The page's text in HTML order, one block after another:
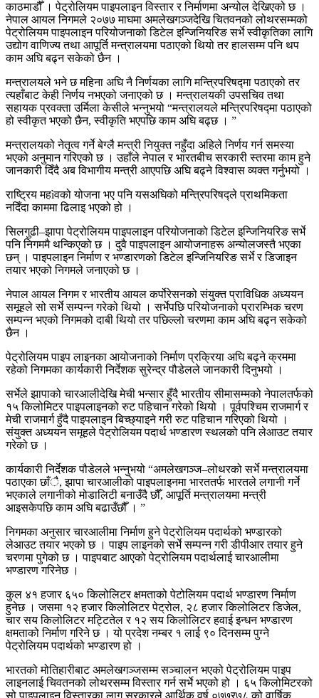
काठमाडौँ । पेट्रोलियम पाइपलाइन विस्तार र निर्माणमा अन्योल देखिएको छ ।
नेपाल आयल निगमले २०७७ माघमा अमलेखगञ्जदेखि चितवनको लोथरसम्मको
पेट्रोलियम पाइपलाइन परियोजनाको डिटेल इन्जिनियरिङ सर्भे स्वीकृतिका लागि
उद्योग वाणिज्य तथा आपूर्ति मन्त्रालयमा पठाएको थियो तर हालसम्म पनि थप
काम अघि बढ्न सकेको छैन ।
मन्त्रालयले भने छ महिना अघि नै निर्णयका लागि मन्त्रिपरिषद्मा पठाएको तर
त्यहाँबाट केही निर्णय नभएको जनाएको छ । मन्त्रालयकी उपसचिव तथा
सहायक प्रवक्ता उर्मिला केसीले भन्नुभयो “मन्त्रालयले मन्त्रिपरिषद्मा पठाएको
हो स्वीकृत भएको छैन, स्वीकृति भएपछि काम अघि बढ्छ । ”
मन्त्रालयको नेतृत्व गर्ने बेग्लै मन्त्री नियुक्त नहुँदा अहिले निर्णय गर्न समस्या
भएको अनुमान गरिएको छ । उहाँले नेपाल र भारतबीच सरकारी स्तरमा काम हुने
जानकारी दिँदै अब विभागीय मन्त्री आएपछि अघि बढ्ने विश्वास व्यक्त गर्नुभयो ।
राष्ट्रिय महìवको योजना भए पनि यसअघिको मन्त्रिपरिषद्ले प्राथमिकता
नदिँदा काममा ढिलाइ भएको हो ।
सिलगुढी–झापा पेट्रोलियम पाइपलाइन परियोजनाको डिटेल इन्जिनियरिङ सर्भे
पनि निगममै थन्किएको छ । दुवै पाइपलाइन आयोजनाहरू अन्योलजस्तै भएका
छन् । पाइपलाइन निर्माण र भण्डारणको डिटेल इन्जिनियरिङ सर्भे र डिजाइन
तयार भएको निगमले जनाएको छ ।
नेपाल आयल निगम र भारतीय आयल कर्पोरेसनको संयुक्त प्राविधिक अध्ययन
समूहले सो सर्भे सम्पन्न गरेको थियो । सर्भेपछि परियोजनाको प्रारम्भिक चरण
सम्पन्न भएको निगमको दाबी थियो तर पछिल्लो चरणमा काम अघि बढ्न सकेको
छैन ।
पेट्रोलियम पाइप लाइनका आयोजनाको निर्माण प्रक्रिया अघि बढ्ने क्रममा
रहेको निगमका कार्यकारी निर्देशक सुरेन्द्र पौडेलले जानकारी दिनुभयो ।
सर्भेले झापाको चारआलीदेखि मेची भन्सार हुँदै भारतीय सीमासम्मको नेपालतर्फको
१५ किलोमिटर पाइपलाइनको रुट पहिचान गरेको थियो । पूर्वपश्चिम राजमार्ग र
मेची राजमार्ग हुँदै पाइपलाइन बिच्छ्याइने गरी रुट पहिचान गरिएको थियो ।
संयुक्त अध्ययन समूहले पेट्रोलियम पदार्थ भण्डारण स्थलको पनि लेआउट तयार
गरेको छ ।
कार्यकारी निर्देशक पौडेलले भन्नुभयो “अमलेखगञ्ज–लोथरको सर्भे मन्त्रालयमा
पठाएका छाँै, झापा चारआलीको पाइपलाइनमा भारततर्फ भारतले लगानी गर्ने
भएकाले लगानीको मोडालिटी बनाउँदै छौँ, आपूर्ति मन्त्रालयमा मन्त्री
आइसकेपछि काम अघि बढाउँछौँ । ”
निगमका अनुसार चारआलीमा निर्माण हुने पेट्रोलियम पदार्थको भण्डारको
लेआउट तयार भएको छ । पाइप लाइनको सर्भे सम्पन्न गरी डीपीआर तयार हुने
चरणमा पुगेको छ । पाइपबाट आएको पेट्रोलियम पदार्थलाई चारआलीमा
भण्डारण गरिनेछ ।
कुल ४१ हजार ६५० किलोलिटर क्षमताको पेटोलियम पदार्थ भण्डारण निर्माण
हुनेछ । जसमा १२ हजार किलोलिटर पेट्रोल, २८ हजार किलोलिटर डिजेल,
चार सय किलोलिटर मट्टितेल र १२ सय किलोलिटर हवाई इन्धन भण्डारण
क्षमताको निर्माण गरिने छ । यो प्रदेश नम्बर १ लाई ९० दिनसम्म पुग्ने
पेट्रोलियम पदार्थको भण्डारण हो ।
भारतको मोतिहारीबाट अमलेखगञ्जसम्म सञ्चालन भएको पेट्रोलियम पाइप
लाइनलाई चिवतनको लोथरसम्म विस्तार गर्न सर्भे भएको हो । ६५ किलोमिटरको